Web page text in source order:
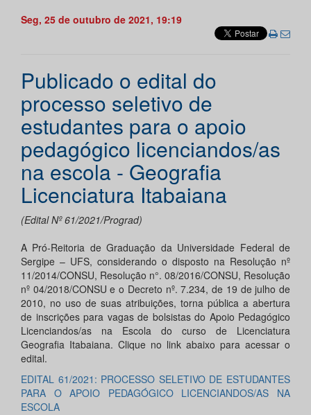
Seg, 25 de outubro de 2021, 19:19
Publicado o edital do
processo seletivo de
estudantes para o apoio
pedagógico licenciandos/as
na escola - Geografia
Licenciatura Itabaiana
(Edital Nº 61/2021/Prograd)
A Pró-Reitoria de Graduação da Universidade Federal de
Sergipe – UFS, considerando o disposto na Resolução nº
11/2014/CONSU, Resolução n°. 08/2016/CONSU, Resolução
nº 04/2018/CONSU e o Decreto nº. 7.234, de 19 de julho de
2010, no uso de suas atribuições, torna pública a abertura
de inscrições para vagas de bolsistas do Apoio Pedagógico
Licenciandos/as na Escola do curso de Licenciatura
Geografia Itabaiana. Clique no link abaixo para acessar o
edital.
EDITAL 61/2021: PROCESSO SELETIVO DE ESTUDANTES
PARA O APOIO PEDAGÓGICO LICENCIANDOS/AS NA
ESCOLA